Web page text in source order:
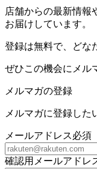
店舗からの最新情報
お届けしています。
登録は無料で、どな
ぜひこの機会にメル
メルマガの登録
メルマガに登録した
メールアドレス必須
確認用メールアドレ